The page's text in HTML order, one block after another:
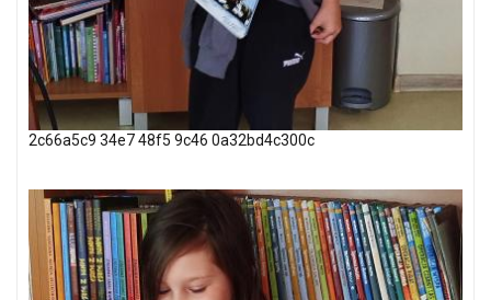
2c66a5c9 34e7 48f5 9c46 0a32bd4c300c